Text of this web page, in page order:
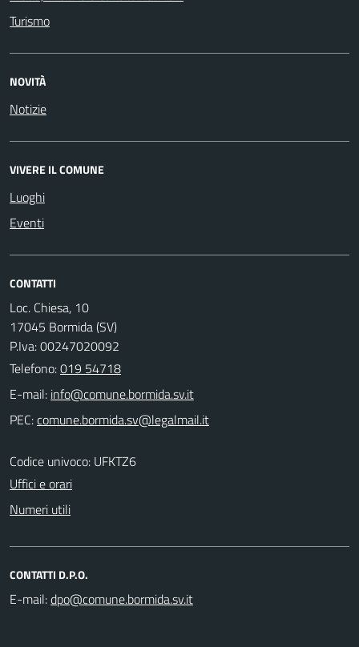
Turismo
NOVITÀ
Notizie
VIVERE IL COMUNE
Luoghi
Eventi
CONTATTI
Loc. Chiesa, 10
17045 Bormida (SV)
P.Iva: 00247020092
Telefono:019 54718
E-mail:
PEC:
Codice univoco: UFKTZ6
Uffici e orari
Numeri utili
CONTATTI D.P.O.
E-mail: